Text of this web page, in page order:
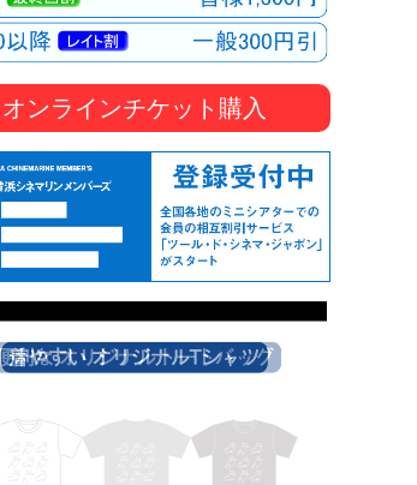
オンラインチケット購入